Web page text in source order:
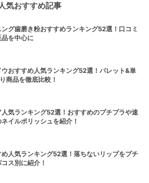
気おすすめ記事
グ歯磨き粉おすすめランキング52選！口コミ
を中心に
ウおすすめ人気ランキング52選！パレット&単
商品を徹底比較！
人気ランキング52選！おすすめのプチプラや速
イルポリッシュを紹介！
め人気ランキング52選！落ちないリップをプチ
ス別に紹介！